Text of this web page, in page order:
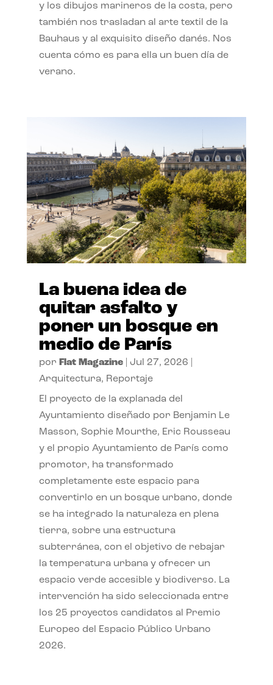
y los dibujos marineros de la costa, pero
también nos trasladan al arte textil de la
Bauhaus y al exquisito diseño danés. Nos
cuenta cómo es para ella un buen día de
verano.
La buena idea de
quitar asfalto y
poner un bosque en
medio de París
por Flat Magazine| Jul 27, 2026
Arquitectura, Reportaje
El proyecto de la explanada del
Ayuntamiento diseñado por Benjamin Le
Masson, Sophie Mourthe, Eric Rousseau
y el propio Ayuntamiento de París como
promotor, ha transformado
completamente este espacio para
convertirlo en un bosque urbano, donde
se ha integrado la naturaleza en plena
tierra, sobre una estructura
subterránea, con el objetivo de rebajar
la temperatura urbana y ofrecer un
espacio verde accesible y biodiverso. La
intervención ha sido seleccionada entre
los 25 proyectos candidatos al Premio
Europeo del Espacio Público Urbano
2026.